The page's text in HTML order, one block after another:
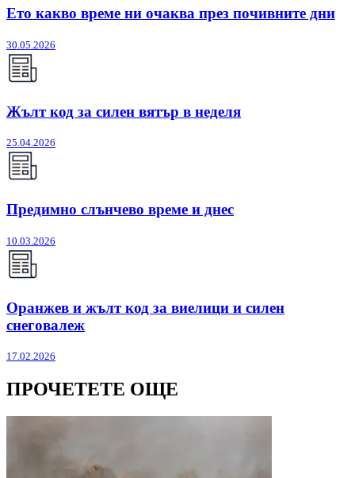
Ето какво време ни очаква през почивните дни
30.05.2026
Жълт код за силен вятър в неделя
25.04.2026
Предимно слънчево време и днес
10.03.2026
Оранжев и жълт код за виелици и силен
снеговалеж
17.02.2026
ПРОЧЕТЕТЕ ОЩЕ